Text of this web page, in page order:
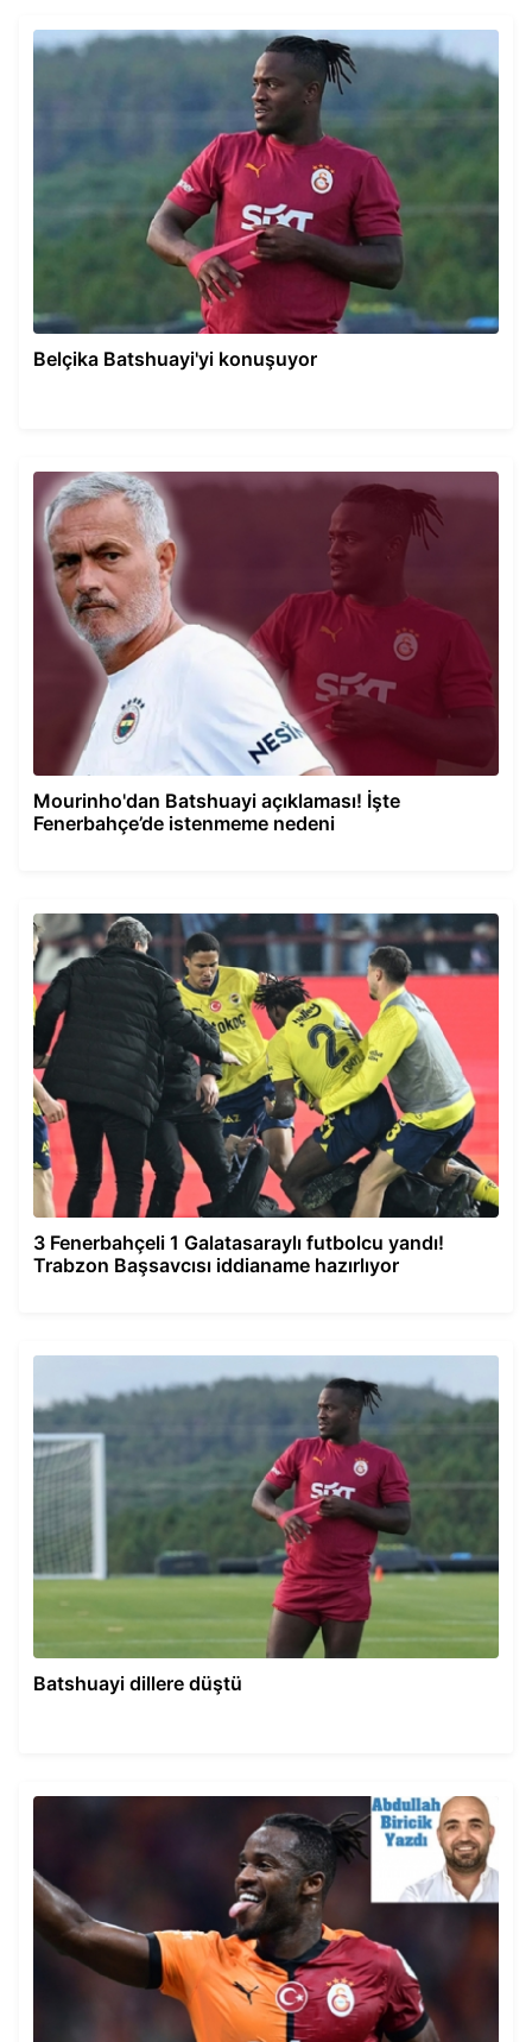
Belçika Batshuayi'yi konuşuyor
Mourinho'dan Batshuayi açıklaması! İşte
Fenerbahçe’de istenmeme nedeni
3 Fenerbahçeli 1 Galatasaraylı futbolcu yandı!
Trabzon Başsavcısı iddianame hazırlıyor
Batshuayi dillere düştü